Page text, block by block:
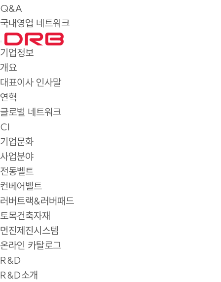
Q&A
국내영업 네트워크
기업정보
개요
대표이사 인사말
연혁
글로벌 네트워크
CI
기업문화
사업분야
전동벨트
컨베어벨트
러버트랙&러버패드
토목건축자재
면진제진시스템
온라인 카탈로그
R&D
R&D소개